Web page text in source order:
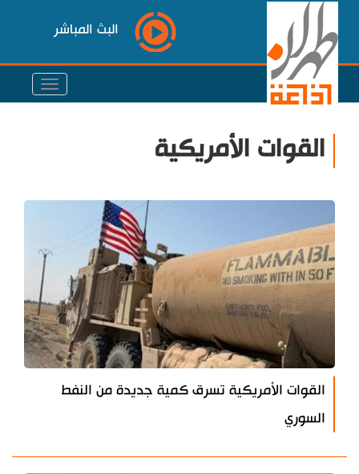
البث المباشر
القوات الأمريكية
القوات الأمريكية تسرق كمية جديدة من النفط
السوري